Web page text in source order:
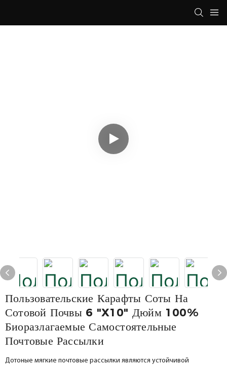
Пользовательские Карафты Соты На
Сотовой Почвы 6 "x10" Дюйм 100%
Биоразлагаемые Самостоятельные
Почтовые Рассылки
Дотоные мягкие почтовые рассылки являются устойчивой